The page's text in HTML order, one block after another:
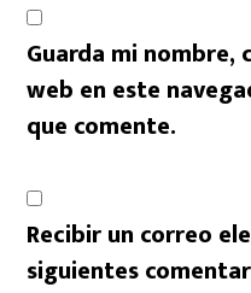
Guarda mi
web en este
que comente.
Recibir un correo
siguientes